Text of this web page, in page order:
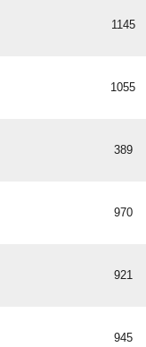
1145
1055
389
970
921
945